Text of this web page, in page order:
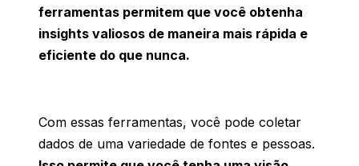
ferramentas permitem que você obtenha
insights valiosos de maneira mais rápida e
eficiente do que nunca.
Com essas ferramentas, você pode coletar
dados de uma variedade de fontes e pessoas.